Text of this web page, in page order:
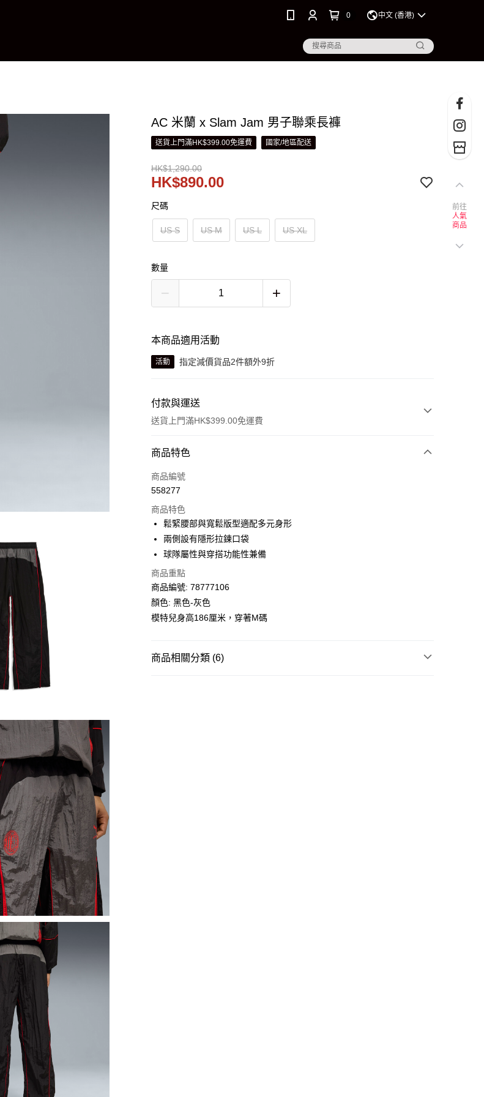
0 中文 (香港)
AC 米蘭 x Slam Jam 男子聯乘長褲
送貨上門滿HK$399.00免運費 國家/地區配送
HK$1,290.00
HK$890.00
尺碼
US S US M US L US XL
數量
本商品適用活動
活動 指定減價貨品2件額外9折
付款與運送
送貨上門滿HK$399.00免運費
付款方式
信用卡
相關說明
Alipay, PayMe, WeChat Pay, UnionPay, FPS
送貨方式
單筆訂單淨值滿$399可享免運費優惠
每筆HK$30.00，滿HK$399.00或以上免運費
滿$599可享澳門免運費優惠
商品特色
商品編號
558277
商品特色
鬆緊腰部與寬鬆版型適配多元身形
兩側設有隱形拉鍊口袋
球隊屬性與穿搭功能性兼備
商品重點
商品編號: 78777106
顏色: 黑色-灰色
模特兒身高186厘米，穿著M碼
商品相關分類 (6)
前往
人氣
商品